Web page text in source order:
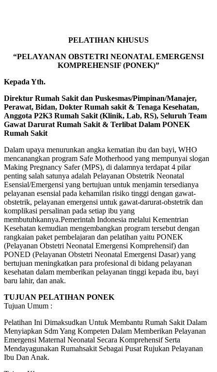
PELATIHAN KHUSUS
“PELAYANAN OBSTETRI NEONATAL EMERGENSI
KOMPREHENSIF (PONEK)”
Kepada Yth.
Direktur Rumah Sakit dan Puskesmas/Pimpinan/Manajer,
Perawat, Bidan, Dokter Rumah sakit & Tenaga Kesehatan,
Anggota P2K3 Rumah Sakit (Klinik, Lab, RS), Seluruh Team
Gawat Darurat Rumah Sakit & Terlibat Dalam PONEK
Rumah Sakit
Dalam upaya menurunkan angka kematian ibu dan bayi, WHO
mencanangkan program Safe Motherhood yang mempunyai slogan
Making Pregnancy Safer (MPS), di dalamnya terdapat 4 pilar
penting salah satunya adalah Pelayanan Obstetrik Neonatal
Esensial/Emergensi yang bertujuan untuk menjamin tersedianya
pelayanan esensial pada kehamilan risiko tinggi dengan gawat-
obstetrik, pelayanan emergensi untuk gawat-darurat-obstetrik dan
komplikasi persalinan pada setiap ibu yang
membutuhkannya.Pemerintah Indonesia melalui Kementrian
Kesehatan kemudian mengembangkan program tersebut dengan
rangkaian paket pembelajaran dan pelatihan yaitu PONEK
(Pelayanan Obstetri Neonatal Emergensi Komprehensif) dan
PONED (Pelayanan Obstetri Neonatal Emergensi Dasar) yang
bertujuan meningkatkan para profesional di bidang pelayanan
kesehatan dalam memberikan pelayanan tinggi kepada ibu, bayi
baru lahir, dan anak.
TUJUAN PELATIHAN PONEK
Tujuan Umum :
Pelatihan Ini Dimaksudkan Untuk Membantu Rumah Sakit Dalam
Menyiapkan Sdm Yang Kompeten Dalam Memberikan Pelayanan
Emergensi Maternal Neonatal Secara Komprehensif Serta
Mendayagunakan Rumahsakit Sebagai Pusat Rujukan Pelayanan
Ibu Dan Anak.